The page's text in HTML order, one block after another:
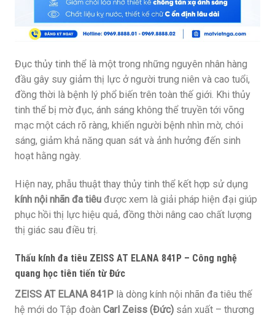
Đục thủy tinh thể là một trong những nguyên nhân hàng
đầu gây suy giảm thị lực ở người trung niên và cao tuổi,
đồng thời là bệnh lý phổ biến trên toàn thế giới. Khi thủy
tinh thể bị mờ đục, ánh sáng không thể truyền tới võng
mạc một cách rõ ràng, khiến người bệnh nhìn mờ, chói
sáng, giảm khả năng quan sát và ảnh hưởng đến sinh
hoạt hằng ngày.
Hiện nay, phẫu thuật thay thủy tinh thể kết hợp sử dụng
kính nội nhãn đa tiêu được xem là giải pháp hiện đại giúp
phục hồi thị lực hiệu quả, đồng thời nâng cao chất lượng
thị giác sau điều trị.
Thấu kính đa tiêu ZEISS AT ELANA 841P – Công nghệ
quang học tiên tiến từ Đức
ZEISS AT ELANA 841P là dòng kính nội nhãn đa tiêu thế
hệ mới do Tập đoàn Carl Zeiss (Đức) sản xuất – thương